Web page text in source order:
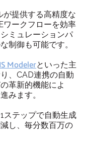
が提供する高精度な
ワークフローを効率
ミュレーションパ
制御も可能です。
Modelerといった主
、CAD連携の自動
革新的機能によ
みます。
ステップで自動生成
し、毎分数百万の